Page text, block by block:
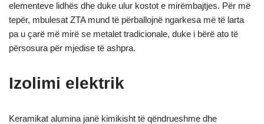
elementeve lidhës dhe duke ulur kostot e mirëmbajtjes. Për më
tepër, mbulesat ZTA mund të përballojnë ngarkesa më të larta
pa u çarë më mirë se metalet tradicionale, duke i bërë ato të
përsosura për mjedise të ashpra.
Izolimi elektrik
Keramikat alumina janë kimikisht të qëndrueshme dhe